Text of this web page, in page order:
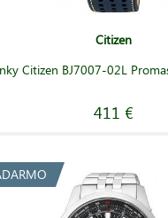
Citizen
Citizen BJ7007-02L
411 €